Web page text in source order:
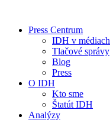
Press Centrum
IDH v médiach
Tlačové správy
Blog
Press
O IDH
Kto sme
Štatút IDH
Analýzy